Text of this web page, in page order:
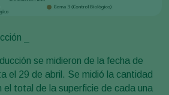
_
se midieron de la fecha de
el 29 de abril. Se midió la cantidad
el total de la superficie de cada una